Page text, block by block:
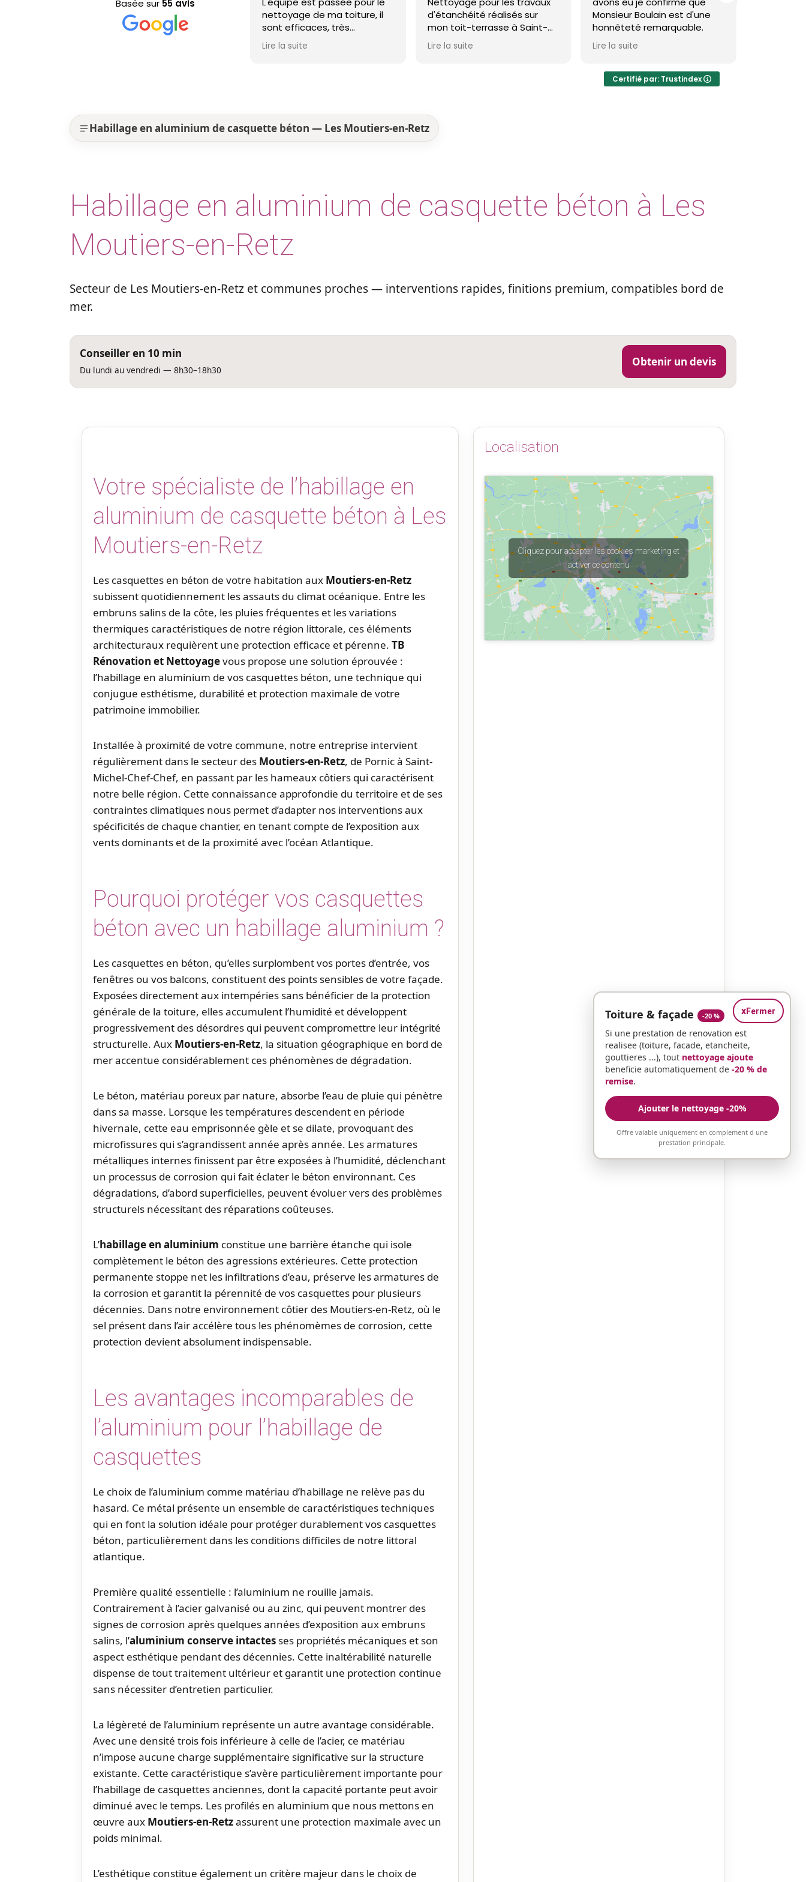
Basée sur 55 avis
nettoyage de ma toiture, il
sont efficaces, très
professionnels et ma toiture
est nickel ! Je recommande !
d'étanchéité réalisés sur
mon toit-terrasse à Saint-
Nazaire. Entreprise réactive,
professionnelle et agréable.
yeux fermés !
Monsieur Boulain est d'une
honnêteté remarquable.
brevin et c'est impeccable !
Je recommande
Certifié par: Trustindex
Habillage en aluminium de casquette béton — Les Moutiers-en-Retz
Habillage en aluminium de casquette béton à Les
Moutiers-en-Retz
Secteur de Les Moutiers-en-Retz et communes proches — interventions rapides, finitions premium, compatibles bord de
mer.
Conseiller en 10 min
Du lundi au vendredi — 8h30–18h30
Obtenir un devis
Votre spécialiste de l’habillage en
aluminium de casquette béton à Les
Moutiers-en-Retz
Les casquettes en béton de votre habitation aux Moutiers-en-Retz
subissent quotidiennement les assauts du climat océanique. Entre les
embruns salins de la côte, les pluies fréquentes et les variations
thermiques caractéristiques de notre région littorale, ces éléments
architecturaux requièrent une protection efficace et pérenne. TB
Rénovation et Nettoyagevous propose une solution éprouvée :
l’habillage en aluminium de vos casquettes béton, une technique qui
conjugue esthétisme, durabilité et protection maximale de votre
patrimoine immobilier.
Installée à proximité de votre commune, notre entreprise intervient
régulièrement dans le secteur des Moutiers-en-Retz, de Pornic à Saint-
Michel-Chef-Chef, en passant par les hameaux côtiers qui caractérisent
notre belle région. Cette connaissance approfondie du territoire et de ses
contraintes climatiques nous permet d’adapter nos interventions aux
spécificités de chaque chantier, en tenant compte de l’exposition aux
vents dominants et de la proximité avec l’océan Atlantique.
Pourquoi protéger vos casquettes
béton avec un habillage aluminium ?
Les casquettes en béton, qu’elles surplombent vos portes d’entrée, vos
fenêtres ou vos balcons, constituent des points sensibles de votre façade.
Exposées directement aux intempéries sans bénéficier de la protection
générale de la toiture, elles accumulent l’humidité et développent
progressivement des désordres qui peuvent compromettre leur intégrité
structurelle. Aux Moutiers-en-Retz, la situation géographique en bord de
mer accentue considérablement ces phénomènes de dégradation.
Le béton, matériau poreux par nature, absorbe l’eau de pluie qui pénètre
dans sa masse. Lorsque les températures descendent en période
hivernale, cette eau emprisonnée gèle et se dilate, provoquant des
microfissures qui s’agrandissent année après année. Les armatures
métalliques internes finissent par être exposées à l’humidité, déclenchant
un processus de corrosion qui fait éclater le béton environnant. Ces
dégradations, d’abord superficielles, peuvent évoluer vers des problèmes
structurels nécessitant des réparations coûteuses.
L’habillage en aluminium constitue une barrière étanche qui isole
complètement le béton des agressions extérieures. Cette protection
permanente stoppe net les infiltrations d’eau, préserve les armatures de
la corrosion et garantit la pérennité de vos casquettes pour plusieurs
décennies. Dans notre environnement côtier des Moutiers-en-Retz, où le
sel présent dans l’air accélère tous les phénomèmes de corrosion, cette
protection devient absolument indispensable.
Les avantages incomparables de
l’aluminium pour l’habillage de
casquettes
Le choix de l’aluminium comme matériau d’habillage ne relève pas du
hasard. Ce métal présente un ensemble de caractéristiques techniques
qui en font la solution idéale pour protéger durablement vos casquettes
béton, particulièrement dans les conditions difficiles de notre littoral
atlantique.
Première qualité essentielle : l’aluminium ne rouille jamais.
Contrairement à l’acier galvanisé ou au zinc, qui peuvent montrer des
signes de corrosion après quelques années d’exposition aux embruns
salins, l’aluminium conserve intactes ses propriétés mécaniques et son
aspect esthétique pendant des décennies. Cette inaltérabilité naturelle
dispense de tout traitement ultérieur et garantit une protection continue
sans nécessiter d’entretien particulier.
La légèreté de l’aluminium représente un autre avantage considérable.
Avec une densité trois fois inférieure à celle de l’acier, ce matériau
n’impose aucune charge supplémentaire significative sur la structure
existante. Cette caractéristique s’avère particulièrement importante pour
l’habillage de casquettes anciennes, dont la capacité portante peut avoir
diminué avec le temps. Les profilés en aluminium que nous mettons en
œuvre aux Moutiers-en-Retzassurent une protection maximale avec un
poids minimal.
L’esthétique constitue également un critère majeur dans le choix de
Localisation
Cliquez pour accepter les cookies marketing et
activer ce contenu
xFermer
Toiture & façade -20 %
Si une prestation de renovation est
realisee (toiture, facade, etancheite,
gouttieres ...), tout nettoyage ajoute
beneficie automatiquement de -20 % de
remise.
Ajouter le nettoyage -20%
Offre valable uniquement en complement d une
prestation principale.